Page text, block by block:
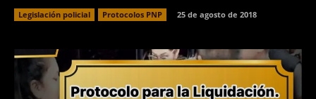
Legislación policial Protocolos PNP 25 de agosto de 2018